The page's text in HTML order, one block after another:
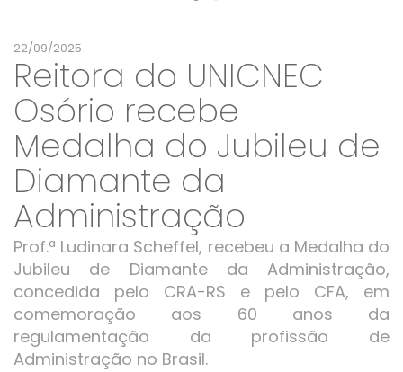
22/09/2025
Reitora do UNICNEC
Osório recebe
Medalha do Jubileu de
Diamante da
Administração
Prof.ª Ludinara Scheffel, recebeu a Medalha do
Jubileu de Diamante da Administração,
concedida pelo CRA-RS e pelo CFA, em
comemoração aos 60 anos da
regulamentação da profissão de
Administração no Brasil.